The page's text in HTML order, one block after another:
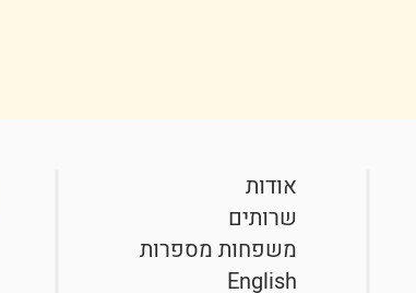
אודות
שרותים
משפחות מספרות
English